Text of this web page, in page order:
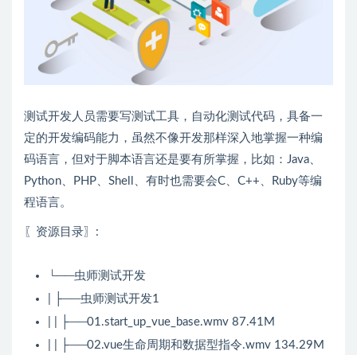
测试开发人员需要写测试工具，自动化测试代码，具备一
定的开发编码能力，虽然不像开发那样深入地掌握一种编
码语言，但对于脚本语言还是要有所掌握，比如：Java、
Python、PHP、Shell、有时也需要会C、C++、Ruby等编
程语言。
〖资源目录〗:
└──虫师测试开发
| ├──虫师测试开发1
| | ├──01.start_up_vue_base.wmv 87.41M
| | ├──02.vue生命周期和数据型指令.wmv 134.29M